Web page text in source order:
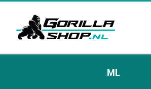
Ga
ML